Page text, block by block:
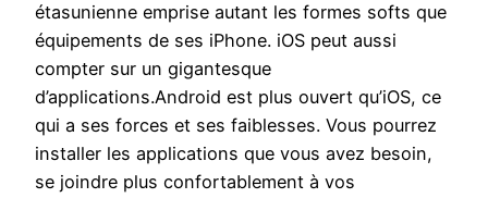
étasunienne emprise autant les formes softs que
équipements de ses iPhone. iOS peut aussi
compter sur un gigantesque
d’applications.Android est plus ouvert qu’iOS, ce
qui a ses forces et ses faiblesses. Vous pourrez
installer les applications que vous avez besoin,
se joindre plus confortablement à vos